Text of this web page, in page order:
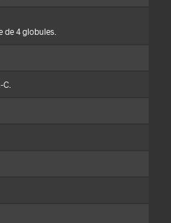
de 4 globules.
C.